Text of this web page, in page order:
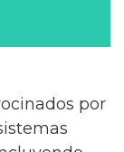
por